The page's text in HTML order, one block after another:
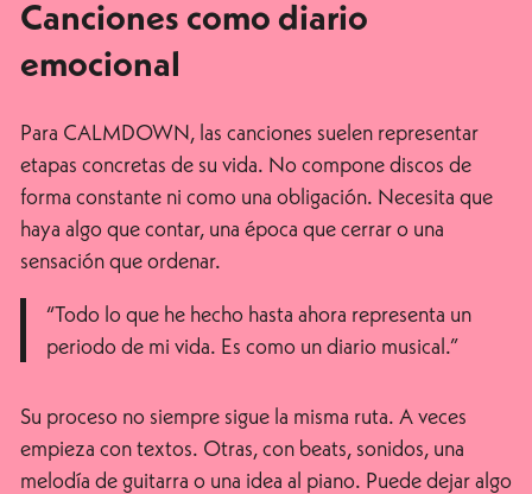
Canciones como diario
emocional
Para CALMDOWN, las canciones suelen representar
etapas concretas de su vida. No compone discos de
forma constante ni como una obligación. Necesita que
haya algo que contar, una época que cerrar o una
sensación que ordenar.
“Todo lo que he hecho hasta ahora representa un
periodo de mi vida. Es como un diario musical.”
Su proceso no siempre sigue la misma ruta. A veces
empieza con textos. Otras, con beats, sonidos, una
melodía de guitarra o una idea al piano. Puede dejar algo